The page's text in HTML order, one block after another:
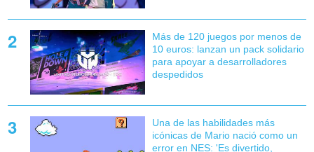
Más de 120 juegos por menos de
10 euros: lanzan un pack solidario
para apoyar a desarrolladores
despedidos
Una de las habilidades más
icónicas de Mario nació como un
error en NES: 'Es divertido,